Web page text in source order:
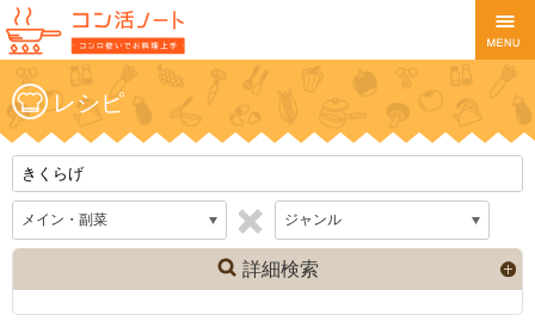
レシピ
詳細検索